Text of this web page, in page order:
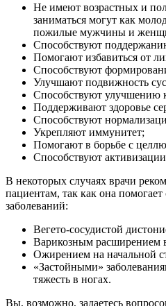
Не имеют возрастных и
заниматься могут как
пожилые мужчины и
Способствуют
Помогают избавиться от
Способствуют
Улучшают подвижность
Способствуют улучшению
Поддерживают здоровье
Способствуют
Укрепляют иммунитет;
Помогают в борьбе с
Способствуют
В некоторых случаях врачи
пациентам, так как она помогает
заболеваний:
Вегето-сосудистой
Варикозным расширением
Ожирением на начальной
«Застойными»
тяжесть в ногах.
Вы, возможно, задаетесь